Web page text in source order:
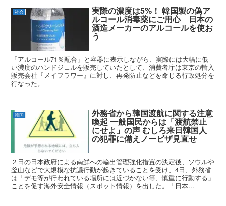
社会 実際の濃度は5%！ 韓国製の偽ア
ルコール消毒薬にご用心 日本の
酒造メーカーのアルコールを使お
う
「アルコール71％配合」と容器に表示しながら、実際には大幅に低
い濃度のハンドジェルを販売していたとして、消費者庁は東京の輸入
販売会社『メイフラワー』に対し、再発防止などを命じる行政処分を
行なった。
韓国 外務省から韓国渡航に関する注意
喚起 一般国民からは「渡航禁止
にせよ」の声 むしろ来日韓国人
の犯罪に備えノービザ見直せ
２日の日本政府による南鮮への輸出管理強化措置の決定後、ソウルや
釜山などで大規模な抗議行動が起きていることを受け、4日、外務省
は「デモ等が行われている場所には近づかない等、慎重に行動する」
ことを促す海外安全情報（スポット情報）を出した。「日本...